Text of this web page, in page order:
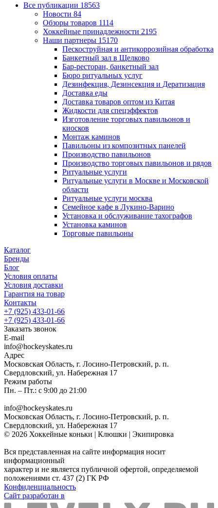
Все публикации 18563
Новости 84
Обзоры товаров 1114
Хоккейные принадлежности 2195
Наши партнеры 15170
Пескоструйная и антикоррозийная обработка
Банкетный зал в Щелково
Бар-ресторан, банкетный зал
Бюро ритуальных услуг
Дезинфекция, Дезинсекция и Дератизация
Доставка еды
Доставка товаров оптом из Китая
Жидкости для спецэффектов
Изготовление торговых павильонов и
киосков
Монтаж каминов
Павильоны из композитных панелей
Производство павильонов
Производство торговых павильонов и рядов
Ритуальные услуги
Ритуальные услуги в Москве и Московской
области
Ритуальные услуги москва
Семейное кафе в Лукино-Варино
Установка и обслуживание тахографов
Установка каминов
Торговые павильоны
Каталог
Бренды
Блог
Условия оплаты
Условия доставки
Гарантия на товар
Контакты
+7 (925) 433-01-66
+7 (925) 433-01-66
Заказать звонок
E-mail
info@hockeyskates.ru
Адрес
Московская Область, г. Лосино-Петровский, р. п.
Свердловский, ул. Набережная 17
Режим работы
Пн. – Пт.: с 9:00 до 21:00
info@hockeyskates.ru
Московская Область, г. Лосино-Петровский, р. п.
Свердловский, ул. Набережная 17
© 2026 Хоккейные коньки | Клюшки | Экипировка
Вся представленная на сайте информация носит
информационный
характер и не является публичной офертой, определяемой
положениями ст. 437 (2) ГК РФ
Конфиденциальность
Сайт разработан в